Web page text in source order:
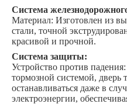
Система
Материал: Изготовлен из
стали, точной
красивой и прочной.
Система защиты:
Устройство против
тормозной системой, дверь
останавливаться даже в
электроэнергии,